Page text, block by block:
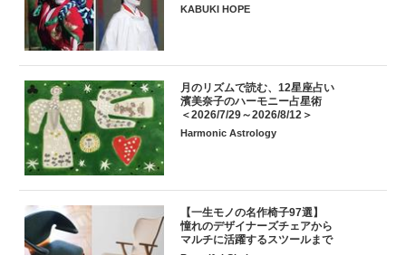
KABUKI HOPE
月のリズムで読む、12星座占い
濱美奈子のハーモニー占星術
＜2026/7/29～2026/8/12＞
Harmonic Astrology
【一生モノの名作椅子97選】
憧れのデザイナーズチェアから
マルチに活躍するスツールまで